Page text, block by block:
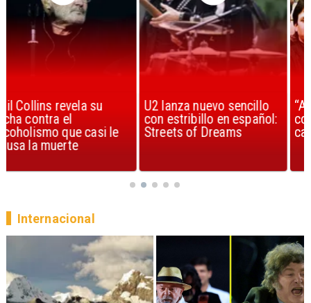
U2 lanza nuevo sencillo
con estribillo en español:
Streets of Dreams
“Africa” de Toto es
considerada la mejor
canción, según la ciencia
Internacional